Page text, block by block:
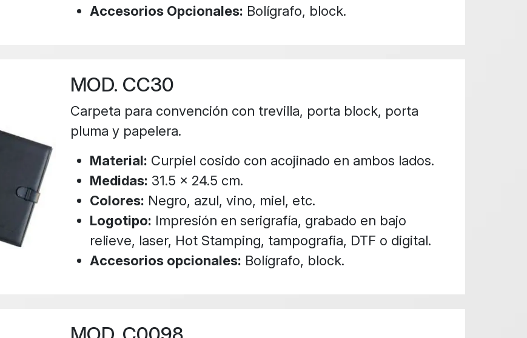
Accesorios Opcionales: Bolígrafo, block.
MOD. CC30
Carpeta para convención con trevilla, porta block, porta
pluma y papelera.
Material: Curpiel cosido con acojinado en ambos lados.
Medidas: 31.5 x 24.5 cm.
Colores: Negro, azul, vino, miel, etc.
Logotipo: Impresión en serigrafía, grabado en bajo
relieve, laser, Hot Stamping, tampografia, DTF o digital.
Accesorios opcionales: Bolígrafo, block.